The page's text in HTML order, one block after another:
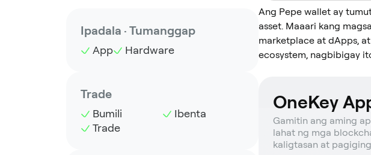
Ipadala · Tumanggap
App Hardware
Trade
Bumili
Ibenta
Trade
Ang Pepe wallet ay
asset. Maaari kang
marketplace at dApps,
ecosystem, nagbibigay
OneKey
Gamitin ang aming
lahat ng mga
kaligtasan at